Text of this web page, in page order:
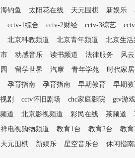
钓鱼 太阳花在线 天元围棋 新娱乐
cctv-1综合 cctv-2财经 cctv-3综艺
北京科教频道 北京青年频道
北京生活
动感音乐 读书频道 法律服务
风
留学世界 汽摩 青年学苑
时代家居
孕育指南 孕育指南 早期教育
早期
剧 cctv怀旧剧场 chc家庭影院
gtv游
道 北京影视频道 彩民在线 茶频道
电视购物频道 教育1台 教育2台
教
天元围棋 新娱乐 星空音乐台
休闲指